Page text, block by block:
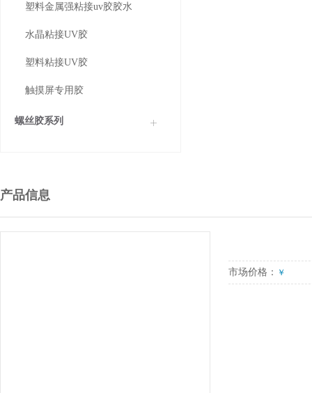
塑料金属强粘接uv胶胶水
水晶粘接UV胶
塑料粘接UV胶
触摸屏专用胶
螺丝胶系列
产品信息
市场价格： ￥